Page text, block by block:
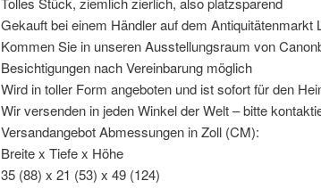
Gekauft bei einem Händler auf dem Antiquitätenmarkt
Kommen Sie in unseren Ausstellungsraum von
Besichtigungen nach Vereinbarung möglich
Wird in toller Form angeboten und ist sofort für den
Wir versenden in jeden Winkel der Welt – bitte
Versandangebot Abmessungen in Zoll (CM):
Breite x Tiefe x Höhe
35 (88) x 21 (53) x 49 (124)